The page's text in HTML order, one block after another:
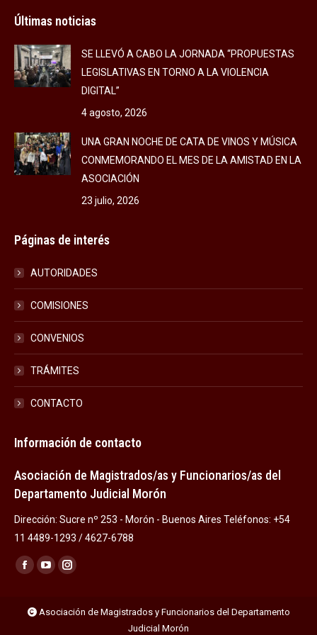
Últimas noticias
SE LLEVÓ A CABO LA JORNADA “PROPUESTAS
LEGISLATIVAS EN TORNO A LA VIOLENCIA
DIGITAL”
4 agosto, 2026
UNA GRAN NOCHE DE CATA DE VINOS Y MÚSICA
CONMEMORANDO EL MES DE LA AMISTAD EN LA
ASOCIACIÓN
23 julio, 2026
Páginas de interés
AUTORIDADES
COMISIONES
CONVENIOS
TRÁMITES
CONTACTO
Información de contacto
Asociación de Magistrados/as y Funcionarios/as del
Departamento Judicial Morón
Dirección: Sucre nº 253 - Morón - Buenos Aires Teléfonos: +54
11 4489-1293 / 4627-6788
Encuéntranos en:
Facebook
opens
YouTube
opens
Instagram
opens
Asociación de Magistrados y Funcionarios del Departamento
Judicial Morón